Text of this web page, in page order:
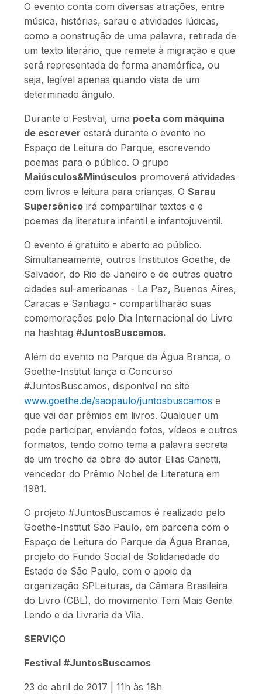
O evento conta com diversas atrações, entre
música, histórias, sarau e atividades lúdicas,
como a construção de uma palavra, retirada de
um texto literário, que remete à migração e que
será representada de forma anamórfica, ou
seja, legível apenas quando vista de um
determinado ângulo.
Durante o Festival, uma poeta com máquina
de escrever estará durante o evento no
Espaço de Leitura do Parque, escrevendo
poemas para o público. O grupo
Maiúsculos&Minúsculos promoverá atividades
com livros e leitura para crianças. O Sarau
Supersônico irá compartilhar textos e e
poemas da literatura infantil e infantojuventil.
O evento é gratuito e aberto ao público.
Simultaneamente, outros Institutos Goethe, de
Salvador, do Rio de Janeiro e de outras quatro
cidades sul-americanas - La Paz, Buenos Aires,
Caracas e Santiago - compartilharão suas
comemorações pelo Dia Internacional do Livro
na hashtag #JuntosBuscamos.
Além do evento no Parque da Água Branca, o
Goethe-Institut lança o Concurso
#JuntosBuscamos, disponível no site
www.goethe.de/saopaulo/juntosbuscamos e
que vai dar prêmios em livros. Qualquer um
pode participar, enviando fotos, vídeos e outros
formatos, tendo como tema a palavra secreta
de um trecho da obra do autor Elias Canetti,
vencedor do Prêmio Nobel de Literatura em
1981.
O projeto #JuntosBuscamos é realizado pelo
Goethe-Institut São Paulo, em parceria com o
Espaço de Leitura do Parque da Água Branca,
projeto do Fundo Social de Solidariedade do
Estado de São Paulo, com o apoio da
organização SPLeituras, da Câmara Brasileira
do Livro (CBL), do movimento Tem Mais Gente
Lendo e da Livraria da Vila.
SERVIÇO
Festival #JuntosBuscamos
23 de abril de 2017 | 11h às 18h